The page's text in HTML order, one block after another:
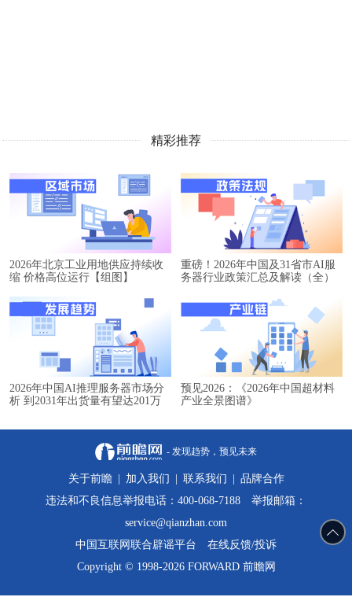
精彩推荐
2026年北京工业用地供应持续收
缩 价格高位运行【组图】
重磅！2026年中国及31省市AI服
务器行业政策汇总及解读（全）
2026年中国AI推理服务器市场分
析 到2031年出货量有望达201万
预见2026：《2026年中国超材料
产业全景图谱》
- 发现趋势，预见未来
关于前瞻 加入我们 联系我们
品牌合作
违法和不良信息举报电话：400-068-7188 举报邮箱：
service@qianzhan.com
中国互联网联合辟谣平台
在线反馈/投诉
Copyright © 1998-2026 FORWARD 前瞻网